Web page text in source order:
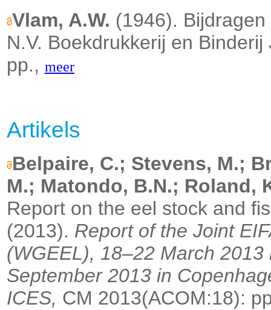
Vlam, A.W. (1946).
N.V. Boekdrukkerij en
pp., meer
Artikels
Belpaire, C.; Stevens, M.;
M.; Matondo, B.N.; Roland,
Report on the eel stock and
(2013). Report of the Joint
(WGEEL), 18–22 March
September 2013 in
ICES, CM 2013(ACOM:18):